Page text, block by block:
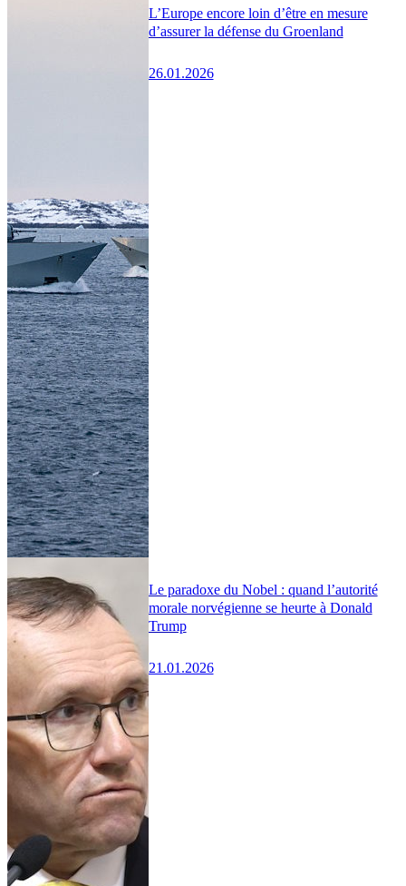
L’Europe encore loin d’être en mesure
d’assurer la défense du Groenland
26.01.2026
Le paradoxe du Nobel : quand l’autorité
morale norvégienne se heurte à Donald
Trump
21.01.2026